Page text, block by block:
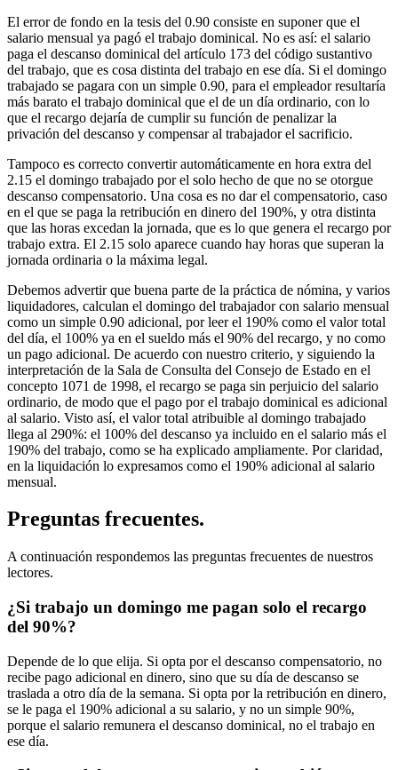
El error de fondo en la tesis del 0.90 consiste en suponer que el
salario mensual ya pagó el trabajo dominical. No es así: el salario
paga el descanso dominical del artículo 173 del código sustantivo
del trabajo, que es cosa distinta del trabajo en ese día. Si el domingo
trabajado se pagara con un simple 0.90, para el empleador resultaría
más barato el trabajo dominical que el de un día ordinario, con lo
que el recargo dejaría de cumplir su función de penalizar la
privación del descanso y compensar al trabajador el sacrificio.
Tampoco es correcto convertir automáticamente en hora extra del
2.15 el domingo trabajado por el solo hecho de que no se otorgue
descanso compensatorio. Una cosa es no dar el compensatorio, caso
en el que se paga la retribución en dinero del 190%, y otra distinta
que las horas excedan la jornada, que es lo que genera el recargo por
trabajo extra. El 2.15 solo aparece cuando hay horas que superan la
jornada ordinaria o la máxima legal.
Debemos advertir que buena parte de la práctica de nómina, y varios
liquidadores, calculan el domingo del trabajador con salario mensual
como un simple 0.90 adicional, por leer el 190% como el valor total
del día, el 100% ya en el sueldo más el 90% del recargo, y no como
un pago adicional. De acuerdo con nuestro criterio, y siguiendo la
interpretación de la Sala de Consulta del Consejo de Estado en el
concepto 1071 de 1998, el recargo se paga sin perjuicio del salario
ordinario, de modo que el pago por el trabajo dominical es adicional
al salario. Visto así, el valor total atribuible al domingo trabajado
llega al 290%: el 100% del descanso ya incluido en el salario más el
190% del trabajo, como se ha explicado ampliamente. Por claridad,
en la liquidación lo expresamos como el 190% adicional al salario
mensual.
Preguntas frecuentes.
A continuación respondemos las preguntas frecuentes de nuestros
lectores.
¿Si trabajo un domingo me pagan solo el recargo
del 90%?
Depende de lo que elija. Si opta por el descanso compensatorio, no
recibe pago adicional en dinero, sino que su día de descanso se
traslada a otro día de la semana. Si opta por la retribución en dinero,
se le paga el 190% adicional a su salario, y no un simple 90%,
porque el salario remunera el descanso dominical, no el trabajo en
ese día.